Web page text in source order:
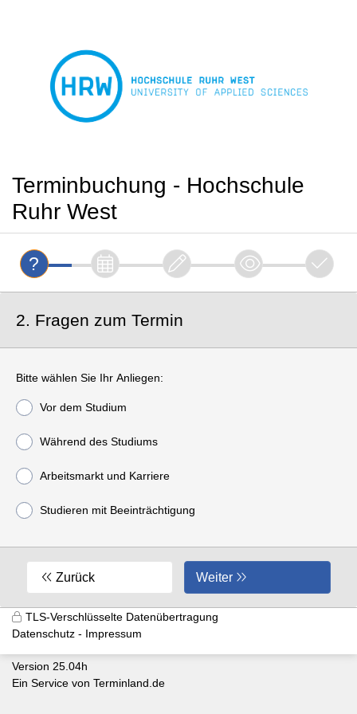
Terminbuchung - Hochschule
Ruhr West
2. Fragen zum Termin
Bitte wählen Sie Ihr Anliegen:
Vor dem Studium
Während des Studiums
Arbeitsmarkt und Karriere
Studieren mit Beeinträchtigung
Zurück Weiter
TLS-Verschlüsselte Datenübertragung
Datenschutz
Impressum
Version 25.04h
Ein Service von Terminland.de